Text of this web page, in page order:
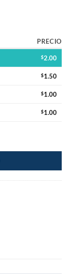
PRECIO
$2.00
$1.50
$1.00
$1.00